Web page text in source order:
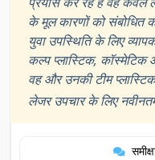
के मूल कारणों को संबोधित
युवा उपस्थिति के लिए
कल्प प्लास्टिक,
वह और उनकी टीम
लेजर उपचार के लिए